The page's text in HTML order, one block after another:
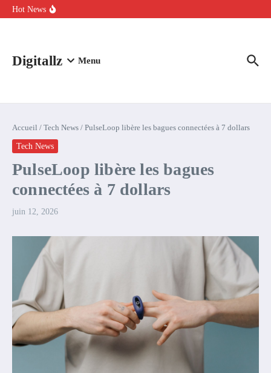
Aller au contenu
Hot News
Comment l’IA simplifie la data de caisse pour la transformer en
Digitallz Menu
Accueil / Tech News / PulseLoop libère les bagues connectées à 7 dollars
Tech News
PulseLoop libère les bagues
connectées à 7 dollars
juin 12, 2026